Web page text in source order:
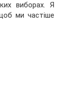
виборах. Я
ми частіше